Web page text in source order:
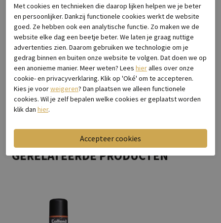
Merk
Babouche Lifestyle
Leveranciercode
Only-84 Taupe-Kum
Breedtemaat
Wijdte f (normaal)
Categorie
Instappers & ballerina's
Kleur
Taupe
Materiaal buitenkant
Nubuck
Bestelcode
2123.35.006
Bezorgen & retourneren
GERELATEERDE PRODUCTEN
Met cookies en technieken die daarop lijken helpen we je beter
en persoonlijker. Dankzij functionele cookies werkt de website
goed. Ze hebben ook een analytische functie. Zo maken we de
website elke dag een beetje beter. We laten je graag nuttige
advertenties zien. Daarom gebruiken we technologie om je
gedrag binnen en buiten onze website te volgen. Dat doen we op
een anonieme manier. Meer weten? Lees hieralles over onze
cookie- en privacyverklaring. Klik op 'Oké' om te accepteren.
Kies je voorweigeren? Dan plaatsen we alleen functionele
cookies. Wil je zelf bepalen welke cookies er geplaatst worden
klik dan hier.